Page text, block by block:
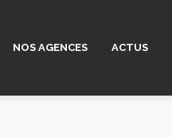
NOS AGENCES ACTUS